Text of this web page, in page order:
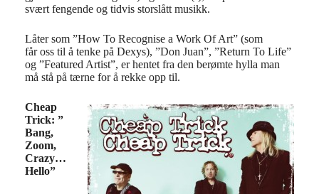
svært fengende og tidvis storslått musikk.
Låter som ”How To Recognise a Work Of Art” (som
får oss til å tenke på Dexys), ”Don Juan”, ”Return To Life”
og ”Featured Artist”, er hentet fra den berømte hylla man
må stå på tærne for å rekke opp til.
Cheap
Trick: ”
Bang,
Zoom,
Crazy…
Hello”